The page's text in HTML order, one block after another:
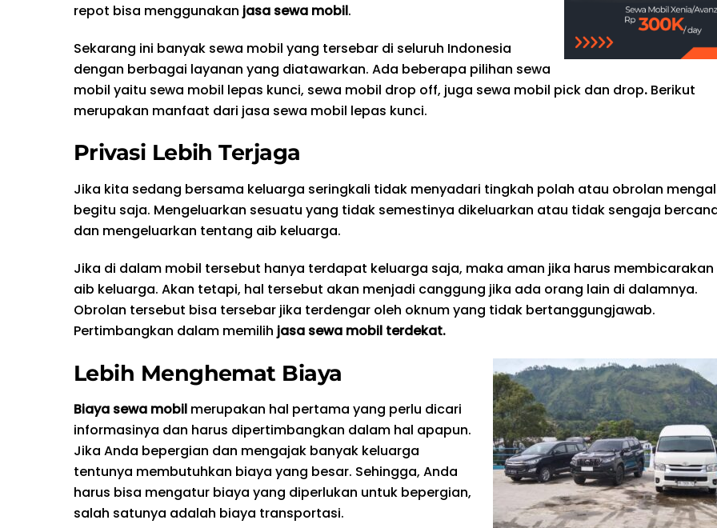
repot bisa menggunakan jasa sewa mobil.
Sekarang ini banyak sewa mobil yang tersebar di seluruh Indonesia
dengan berbagai layanan yang diatawarkan. Ada beberapa pilihan sewa
mobil yaitu sewa mobil lepas kunci, sewa mobil drop off, juga sewa mobil pick dan drop. Berikut
merupakan manfaat dari jasa sewa mobil lepas kunci.
Privasi Lebih Terjaga
Jika kita sedang bersama keluarga seringkali tidak menyadari tingkah polah atau obrolan
begitu saja. Mengeluarkan sesuatu yang tidak semestinya dikeluarkan atau tidak sengaja
dan mengeluarkan tentang aib keluarga.
Jika di dalam mobil tersebut hanya terdapat keluarga saja, maka aman jika harus membicarakan
aib keluarga. Akan tetapi, hal tersebut akan menjadi canggung jika ada orang lain di dalamnya.
Obrolan tersebut bisa tersebar jika terdengar oleh oknum yang tidak bertanggungjawab.
Pertimbangkan dalam memilih jasa sewa mobil terdekat.
Lebih Menghemat Biaya
Biaya sewa mobil merupakan hal pertama yang perlu dicari
informasinya dan harus dipertimbangkan dalam hal apapun.
Jika Anda bepergian dan mengajak banyak keluarga
tentunya membutuhkan biaya yang besar. Sehingga, Anda
harus bisa mengatur biaya yang diperlukan untuk bepergian,
salah satunya adalah biaya transportasi.